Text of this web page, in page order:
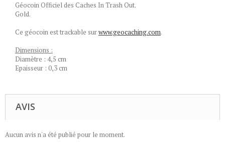
Géocoin Officiel des Caches In Trash Out.
Gold.
Ce géocoin est trackable surwww.geocaching.com.
Dimensions :
Diamètre : 4,5 cm
Epaisseur : 0,3 cm
AVIS
Aucun avis n'a été publié pour le moment.